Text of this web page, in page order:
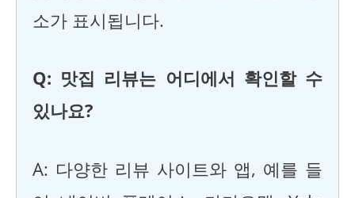
소가 표시됩니다.
Q: 맛집 리뷰는 어디에서 확인할 수
있나요?
A: 다양한 리뷰 사이트와 앱, 예를 들